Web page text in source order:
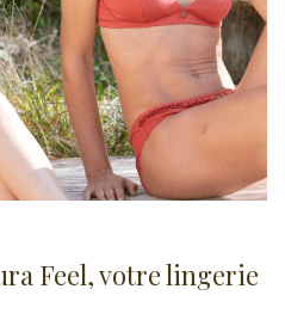
Feel, votre lingerie